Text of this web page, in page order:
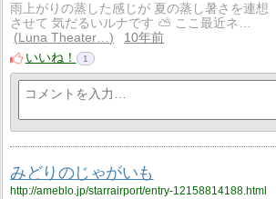
雨上がりの蒸した感じが 夏の蒸し暑さを連想
させて 気だるいルナです ⛅️ ここ最近ネ…
Luna Theater…
10年前
いいね！
1
みどりのじゃがいも
http://ameblo.jp/starrairport/entry-12158814188.html